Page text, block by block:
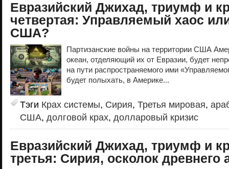
Евразийский Джихад, триумф и
четвертая: Управляемый хаос
США?
Партизанские войны на территории США
океан, отделяющий их от Евразии, будет
на пути распространяемого ими
будет полыхать, в Америке...
Тэги Крах системы, Сирия, Третья мировая,
США, долговой крах, долларовый кризис
Евразийский Джихад, триумф и
третья: Сирия, осколок древнего